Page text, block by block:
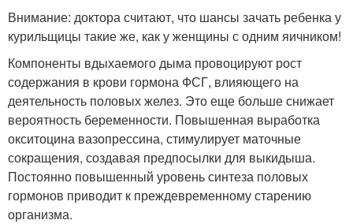
Внимание: доктора считают, что шансы зачать ребенка у
курильщицы такие же, как у женщины с одним яичником!
Компоненты вдыхаемого дыма провоцируют рост
содержания в крови гормона ФСГ, влияющего на
деятельность половых желез. Это еще больше снижает
вероятность беременности. Повышенная выработка
окситоцина вазопрессина, стимулирует маточные
сокращения, создавая предпосылки для выкидыша.
Постоянно повышенный уровень синтеза половых
гормонов приводит к преждевременному старению
организма.